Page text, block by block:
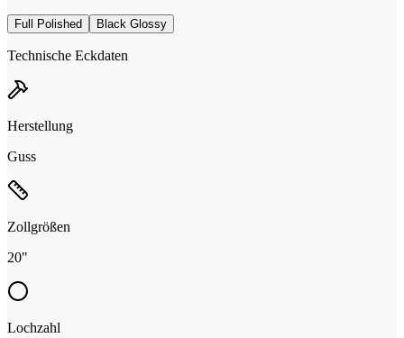
Full Polished Black Glossy
Technische Eckdaten
Herstellung
Guss
Zollgrößen
20"
Lochzahl